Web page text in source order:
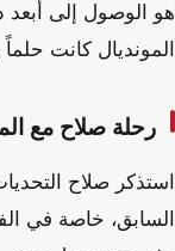
هو الوصول إلى أبعد
المونديال كانت
رحلة صلاح مع
استذكر صلاح
السابق، خاصة في